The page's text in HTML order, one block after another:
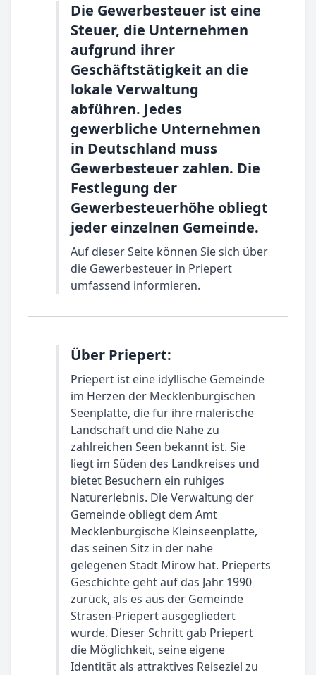
Die Gewerbesteuer ist eine
Steuer, die Unternehmen
aufgrund ihrer
Geschäftstätigkeit an die
lokale Verwaltung
abführen. Jedes
gewerbliche Unternehmen
in Deutschland muss
Gewerbesteuer zahlen. Die
Festlegung der
Gewerbesteuerhöhe obliegt
jeder einzelnen Gemeinde.
Auf dieser Seite können Sie sich über
die Gewerbesteuer in Priepert
umfassend informieren.
Über Priepert:
Priepert ist eine idyllische Gemeinde
im Herzen der Mecklenburgischen
Seenplatte, die für ihre malerische
Landschaft und die Nähe zu
zahlreichen Seen bekannt ist. Sie
liegt im Süden des Landkreises und
bietet Besuchern ein ruhiges
Naturerlebnis. Die Verwaltung der
Gemeinde obliegt dem Amt
Mecklenburgische Kleinseenplatte,
das seinen Sitz in der nahe
gelegenen Stadt Mirow hat. Prieperts
Geschichte geht auf das Jahr 1990
zurück, als es aus der Gemeinde
Strasen-Priepert ausgegliedert
wurde. Dieser Schritt gab Priepert
die Möglichkeit, seine eigene
Identität als attraktives Reiseziel zu